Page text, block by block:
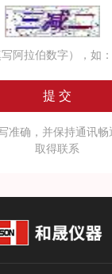
阿拉伯数字），如
准确，并保持通讯
取得联系